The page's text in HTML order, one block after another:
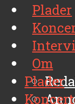
Plader
Om
Plader